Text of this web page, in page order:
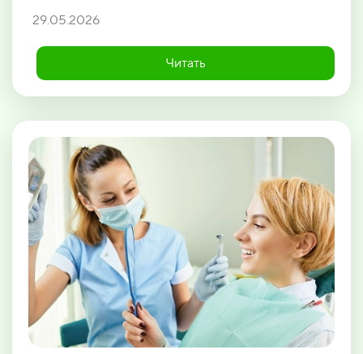
29.05.2026
Читать